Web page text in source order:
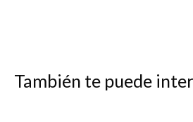
También te puede